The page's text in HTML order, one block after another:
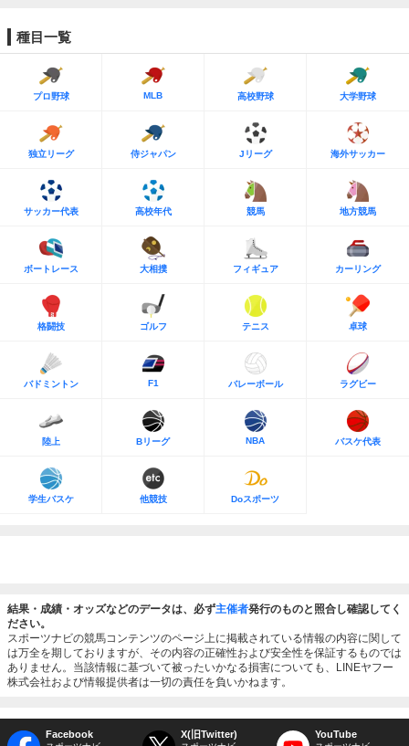
種目一覧
プロ野球 MLB 高校野球 大学野球
独立リーグ 侍ジャパン Jリーグ 海外サッカー
サッカー代表 高校年代 競馬 地方競馬
ボートレース 大相撲 フィギュア カーリング
格闘技 ゴルフ テニス 卓球
バドミントン F1 バレーボール ラグビー
陸上 Bリーグ NBA バスケ代表
学生バスケ 他競技 Doスポーツ
結果・成績・オッズなどのデータは、必ず主催者発行のものと照合し確認してく
ださい。
スポーツナビの競馬コンテンツのページ上に掲載されている情報の内容に関して
は万全を期しておりますが、その内容の正確性および安全性を保証するものでは
ありません。当該情報に基づいて被ったいかなる損害についても、LINEヤフー
株式会社および情報提供者は一切の責任を負いかねます。
Facebook X(旧Twitter) YouTube